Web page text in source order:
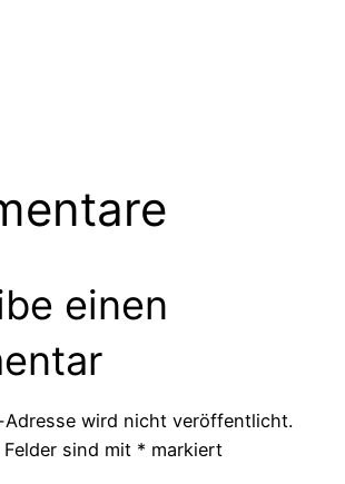
einen
Adresse wird nicht veröffentlicht.
sind mit * markiert